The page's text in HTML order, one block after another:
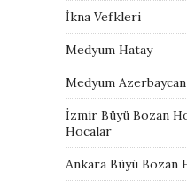
İkna Vefkleri
Medyum Hatay
Medyum Azerbaycan
İzmir Büyü Bozan
Hocalar
Ankara Büyü Bozan